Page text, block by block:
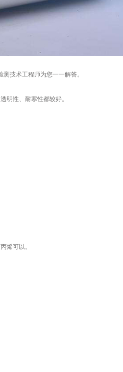
技术工程师为您一一解答。
性、耐寒性都较好。
烯可以。